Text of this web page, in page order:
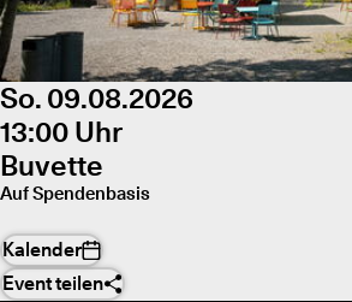
So. 09.08.2026
13:00 Uhr
Buvette
Auf Spendenbasis
Kalender
Event teilen